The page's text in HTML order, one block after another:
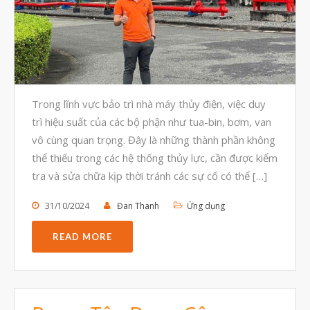
Tháng Mười Một 2023
Tháng Mười 2023
Tháng Chín 2023
Tháng Tám 2023
Tháng Bảy 2023
Tháng Sáu 2023
Tháng Năm 2023
Tháng Tư 2023
Tháng Ba 2023
Tháng Mười Hai 2022
Trong lĩnh vực bảo trì nhà máy thủy điện, việc duy
trì hiệu suất của các bộ phận như tua-bin, bơm, van
vô cùng quan trọng. Đây là những thành phần không
thể thiếu trong các hệ thống thủy lực, cần được kiểm
tra và sửa chữa kịp thời tránh các sự cố có thể […]
31/10/2024 Đan Thanh Ứng dụng
READ MORE